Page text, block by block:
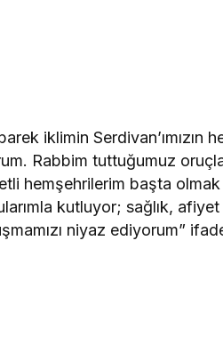
iklimin Serdivan’ımızın
Rabbim tuttuğumuz
hemşehrilerim başta
kutluyor; sağlık,
niyaz ediyorum”